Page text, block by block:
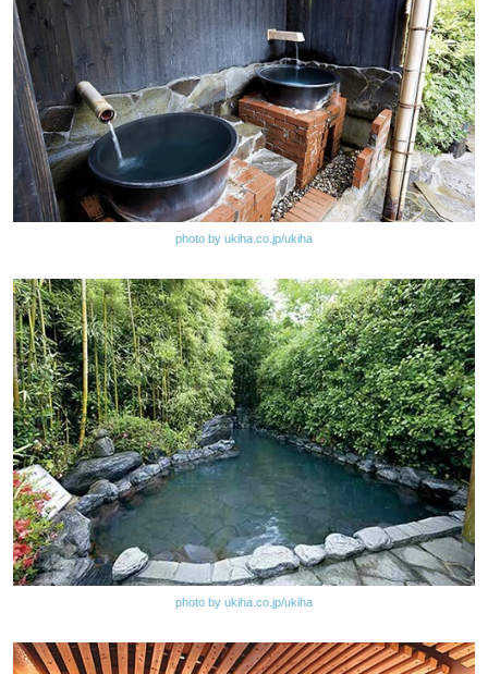
photo by ukiha.co.jp/ukiha
photo by ukiha.co.jp/ukiha